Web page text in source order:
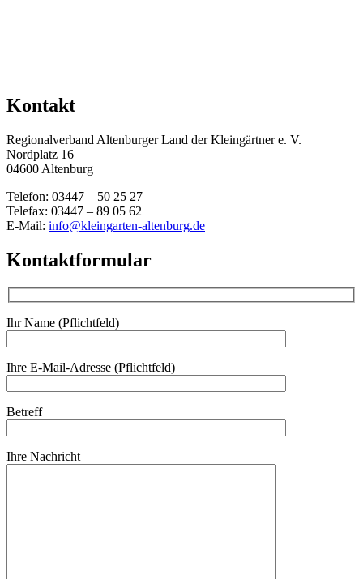
Kontakt
Regionalverband Altenburger Land der Kleingärtner e. V.
Nordplatz 16
04600 Altenburg
Telefon: 03447 – 50 25 27
Telefax: 03447 – 89 05 62
E-Mail: info@kleingarten-altenburg.de
Kontaktformular
Ihr Name (Pflichtfeld)
Ihre E-Mail-Adresse (Pflichtfeld)
Betreff
Ihre Nachricht